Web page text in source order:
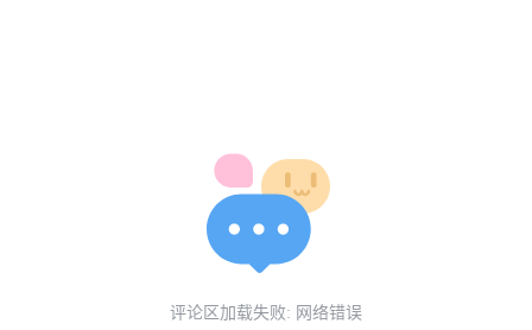
🎡【创新的游园会+市集玩法】趣味游园嗨玩尽
兴，夏日市集搜罗限定好物；无料交换同好相
评论区加载失败: 网络错误